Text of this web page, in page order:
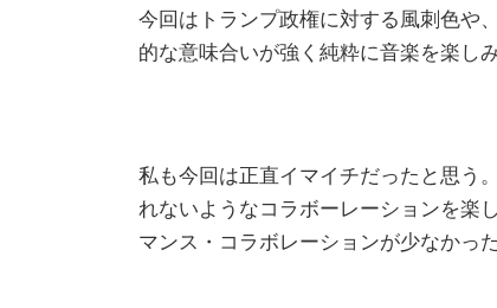
今回はトランプ政権に対する風刺色や
的な意味合いが強く純粋に音楽を楽し
私も今回は正直イマイチだったと思う
れないようなコラボーレーションを楽
マンス・コラボレーションが少なかった